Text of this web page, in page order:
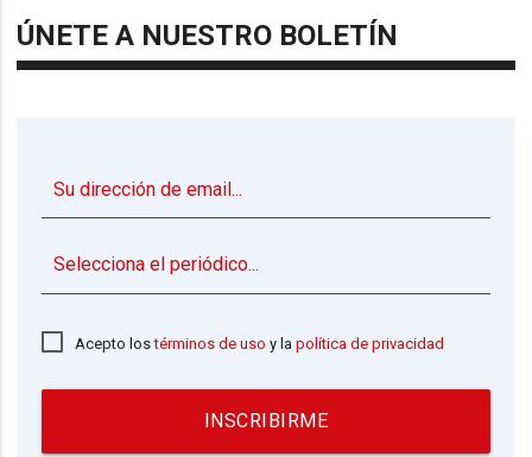
ÚNETE A NUESTRO BOLETÍN
Acepto lostérminos de uso y lapolítica de privacidad
INSCRIBIRME